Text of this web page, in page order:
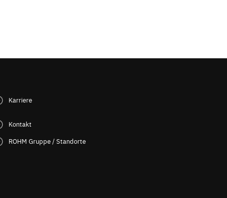
Karriere
Kontakt
ROHM Gruppe / Standorte